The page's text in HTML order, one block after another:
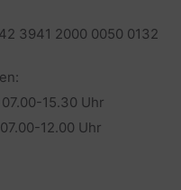
3941 2000 0050 0132
15.30 Uhr
12.00 Uhr